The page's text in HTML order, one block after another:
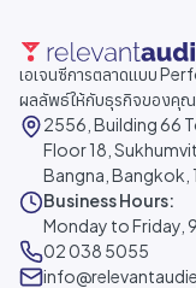
เอเจนซีการตลาดแบบ
ผลลัพธ์ให้กับธุรกิจของคุณ
2556, Building 66
Floor 18,
Bangna, Bangkok,
Business Hours:
Monday to Friday,
02 038 5055